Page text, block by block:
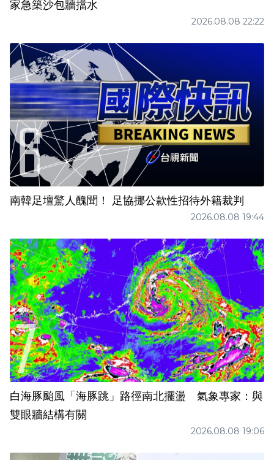
家急築沙包牆擋水
2026.08.08 22:22
南韓足壇驚人醜聞！ 足協挪公款性招待外籍裁判
2026.08.08 19:44
白海豚颱風「海豚跳」路徑南北擺盪 氣象專家：與
雙眼牆結構有關
2026.08.08 19:06